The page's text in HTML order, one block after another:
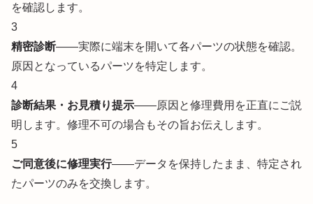
を確認します。
3
精密診断——実際に端末を開いて各パーツの状態を確認。
原因となっているパーツを特定します。
4
診断結果・お見積り提示——原因と修理費用を正直にご説
明します。修理不可の場合もその旨お伝えします。
5
ご同意後に修理実行——データを保持したまま、特定され
たパーツのみを交換します。